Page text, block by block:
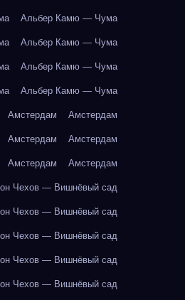
Альбер Камю — Чума
Альбер Камю — Чума
Альбер Камю — Чума
Альбер Камю — Чума
Амстердам Амстердам
Амстердам Амстердам
Амстердам Амстердам
Чехов — Вишнёвый сад
Чехов — Вишнёвый сад
Чехов — Вишнёвый сад
Чехов — Вишнёвый сад
Чехов — Вишнёвый сад